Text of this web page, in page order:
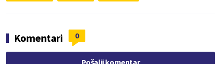
Komentari 0